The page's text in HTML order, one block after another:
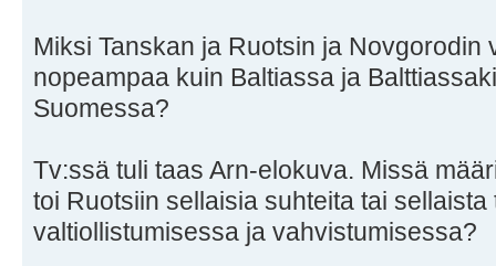
Miksi Tanskan ja Ruotsin ja Novgorodin
nopeampaa kuin Baltiassa ja
Suomessa?
Tv:ssä tuli taas Arn-elokuva. Missä
toi Ruotsiin sellaisia suhteita tai
valtiollistumisessa ja vahvistumisessa?